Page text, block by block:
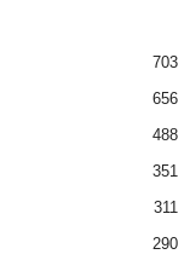
703
656
488
351
311
290